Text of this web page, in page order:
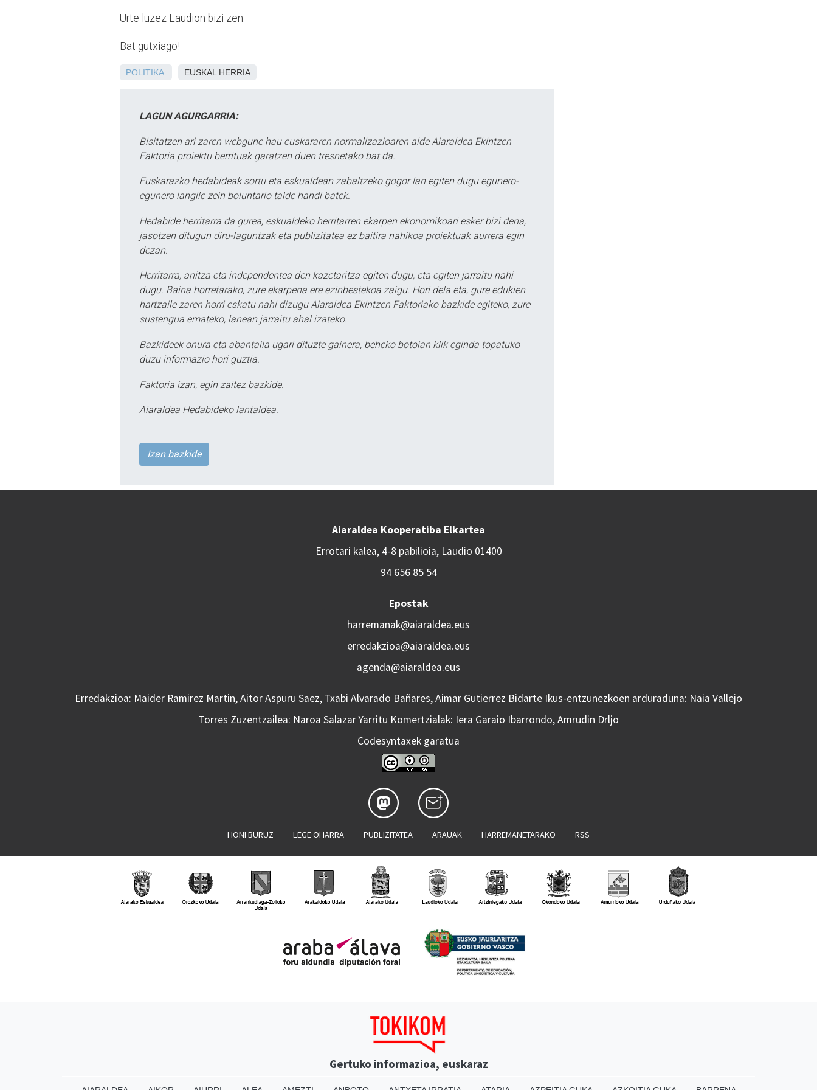
Urte luzez Laudion bizi zen.
Bat gutxiago!
POLITIKA EUSKAL HERRIA
LAGUN AGURGARRIA:
Bisitatzen ari zaren webgune hau euskararen normalizazioaren alde Aiaraldea Ekintzen
Faktoria proiektu berrituak garatzen duen tresnetako bat da.
Euskarazko hedabideak sortu eta eskualdean zabaltzeko gogor lan egiten dugu egunero-
egunero langile zein boluntario talde handi batek.
Hedabide herritarra da gurea, eskualdeko herritarren ekarpen ekonomikoari esker bizi dena,
jasotzen ditugun diru-laguntzak eta publizitatea ez baitira nahikoa proiektuak aurrera egin
dezan.
Herritarra, anitza eta independentea den kazetaritza egiten dugu, eta egiten jarraitu nahi
dugu. Baina horretarako, zure ekarpena ere ezinbestekoa zaigu. Hori dela eta, gure edukien
hartzaile zaren horri eskatu nahi dizugu Aiaraldea Ekintzen Faktoriako bazkide egiteko, zure
sustengua emateko, lanean jarraitu ahal izateko.
Bazkideek onura eta abantaila ugari dituzte gainera, beheko botoian klik eginda topatuko
duzu informazio hori guztia.
Faktoria izan, egin zaitez bazkide.
Aiaraldea Hedabideko lantaldea.
Izan bazkide
Aiaraldea Kooperatiba Elkartea
Errotari kalea, 4-8 pabilioia, Laudio 01400
94 656 85 54
Epostak
harremanak@aiaraldea.eus
erredakzioa@aiaraldea.eus
agenda@aiaraldea.eus
Erredakzioa: Maider Ramirez Martin, Aitor Aspuru Saez, Txabi Alvarado Bañares, Aimar Gutierrez Bidarte Ikus-entzunezkoen arduraduna: Naia Vallejo
Torres Zuzentzailea: Naroa Salazar Yarritu Komertzialak: Iera Garaio Ibarrondo, Amrudin Drljo
Codesyntaxek garatua
HONI BURUZ LEGE OHARRA PUBLIZITATEA ARAUAK HARREMANETARAKO RSS
Gertuko informazioa, euskaraz